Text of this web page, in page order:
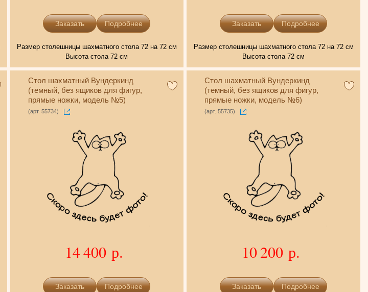
Подробнее
Размер столешницы шахматного стола 72 на 72 см
Высота стола 72 см
Подробнее
Размер столешницы шахматного стола 72 на 72 см
Высота стола 72 см
Стол шахматный Вундеркинд
(темный, без ящиков для фигур,
прямые ножки, модель №5)
(арт. 55734)
14 400 р.
Подробнее
Стол шахматный Вундеркинд
(темный, без ящиков для фигур,
прямые ножки, модель №6)
(арт. 55735)
10 200 р.
Подробнее